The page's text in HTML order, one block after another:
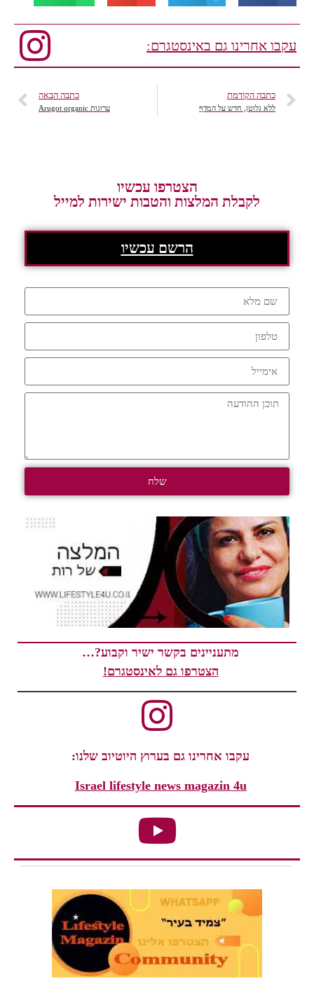
עקבו אחרינו גם באינסטגרם:
כתבה הקודמת
ללא גלוטן, חדש על המדף
כתבה הבאה
ערוגות Arugot organic
הצטרפו עכשיו
לקבלת המלצות והטבות ישירות למייל
הרשם עכשיו
שלח
מתעניינים בקשר ישיר וקבוע?…
הצטרפו גם לאינסטגרם!
עקבו אחרינו גם בערוץ היוטיוב שלנו:
Israel lifestyle news magazin 4u